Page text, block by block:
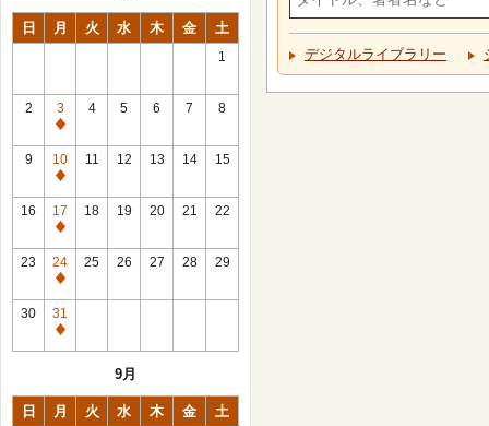
日 月 火 水 木 金 土
1
2
3
休
館
日
4 5 6 7 8
9
10
休
館
日
11 12 13 14 15
16
17
休
館
日
18 19 20 21 22
23
24
休
館
日
25 26 27 28 29
30
31
休
9月
日 月 火 水 木 金 土
デジタルライブラリー